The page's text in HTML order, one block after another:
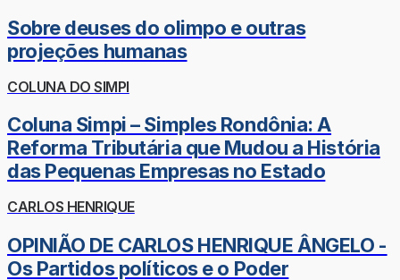
Sobre deuses do olimpo e outras
projeções humanas
COLUNA DO SIMPI
Coluna Simpi – Simples Rondônia: A
Reforma Tributária que Mudou a História
das Pequenas Empresas no Estado
CARLOS HENRIQUE
OPINIÃO DE CARLOS HENRIQUE ÂNGELO -
Os Partidos políticos e o Poder